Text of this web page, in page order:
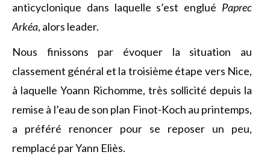
anticyclonique dans laquelle s’est englué Paprec
Arkéa, alors leader.
Nous finissons par évoquer la situation au
classement général et la troisième étape vers Nice,
à laquelle Yoann Richomme, très sollicité depuis la
remise à l’eau de son plan Finot-Koch au printemps,
a préféré renoncer pour se reposer un peu,
remplacé par Yann Eliès.